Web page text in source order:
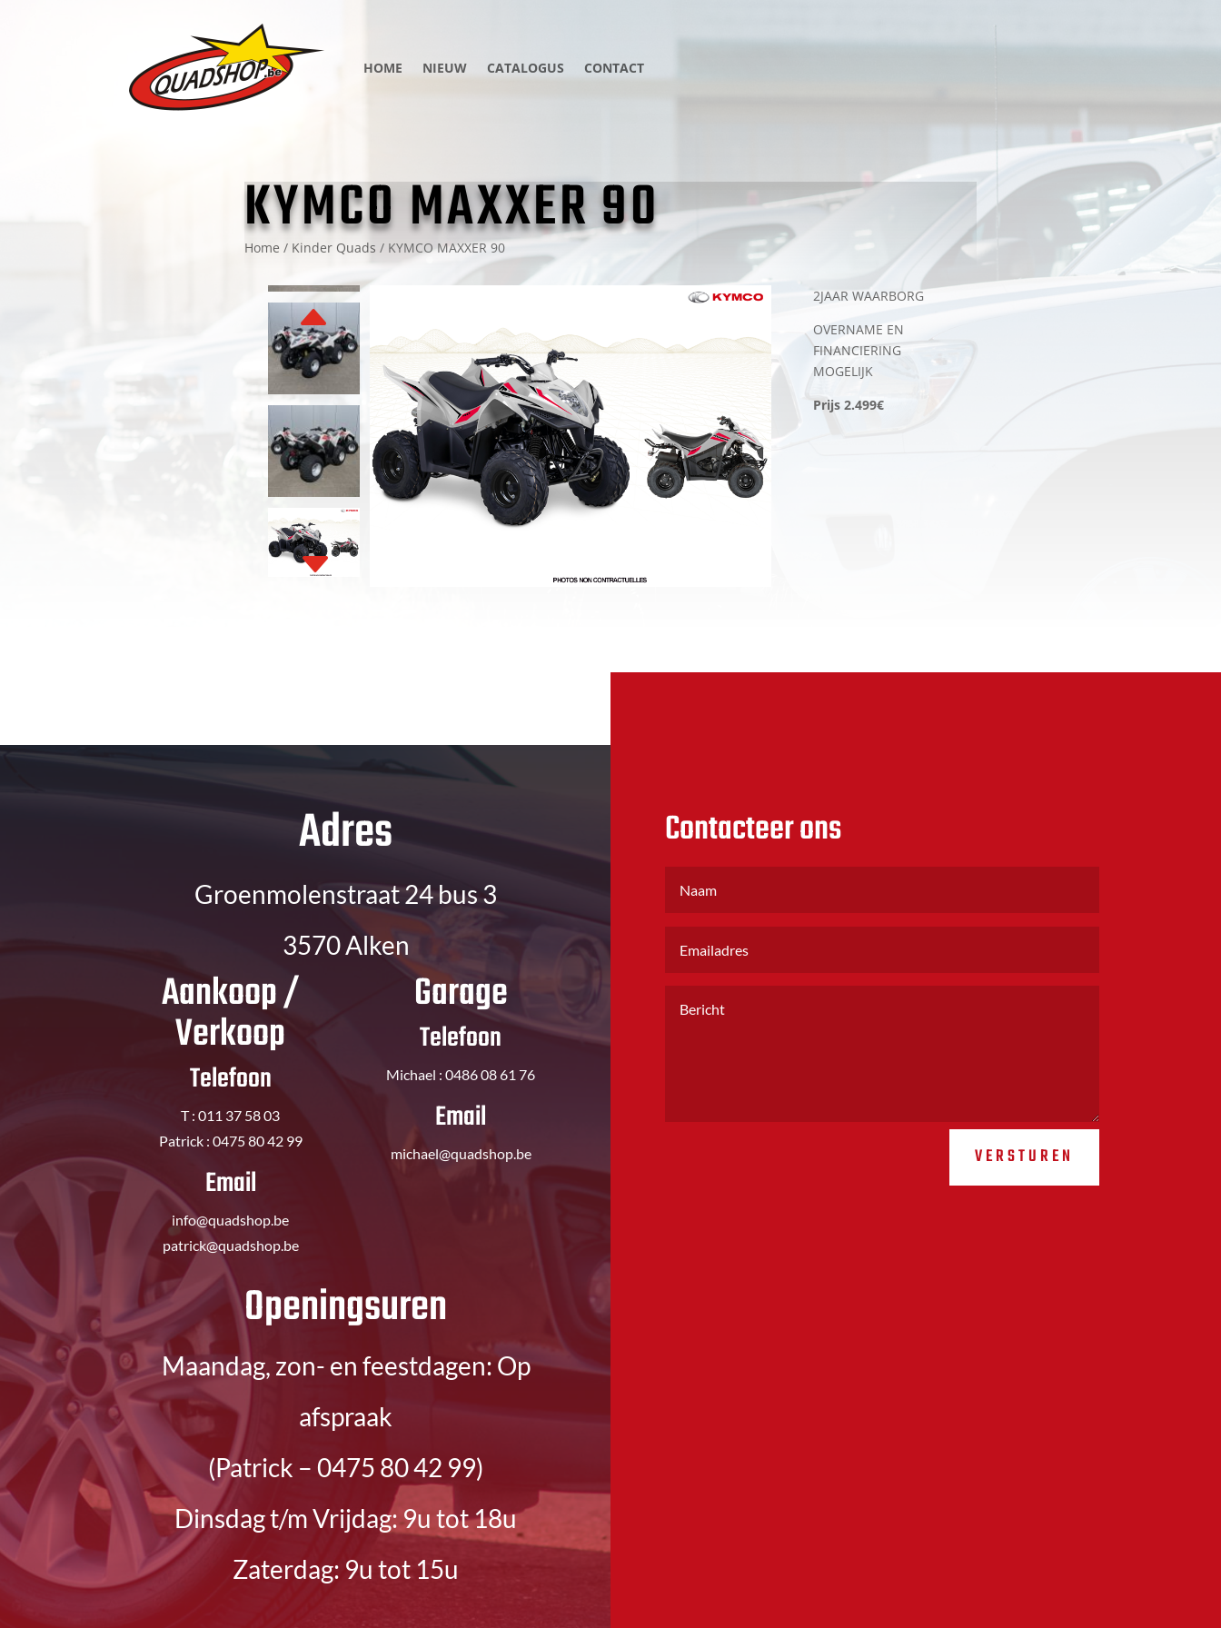
HOME NIEUW CATALOGUS CONTACT
KYMCO MAXXER 90
Home / Kinder Quads / KYMCO MAXXER 90
2JAAR WAARBORG
OVERNAME EN
FINANCIERING
MOGELIJK
Prijs 2.499€
Adres
Groenmolenstraat 24 bus 3
3570 Alken
Aankoop /
Verkoop
Telefoon
T : 011 37 58 03
Patrick : 0475 80 42 99
Email
info@quadshop.be
patrick@quadshop.be
Garage
Telefoon
Michael : 0486 08 61 76
Email
michael@quadshop.be
​Openingsuren
Maandag, zon- en feestdagen: Op
afspraak
(Patrick – 0475 80 42 99)
Dinsdag t/m Vrijdag: 9u tot 18u
Zaterdag: 9u tot 15u
Contacteer ons
VERSTUREN